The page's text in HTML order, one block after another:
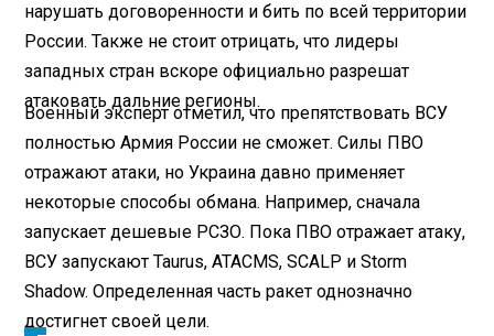
нарушать договоренности и бить по всей территории
России. Также не стоит отрицать, что лидеры
западных стран вскоре официально разрешат
атаковать дальние регионы.
Военный эксперт отметил, что препятствовать ВСУ
полностью Армия России не сможет. Силы ПВО
отражают атаки, но Украина давно применяет
некоторые способы обмана. Например, сначала
запускает дешевые РСЗО. Пока ПВО отражает атаку,
ВСУ запускают Taurus, ATACMS, SCALP и Storm
Shadow. Определенная часть ракет однозначно
достигнет своей цели.